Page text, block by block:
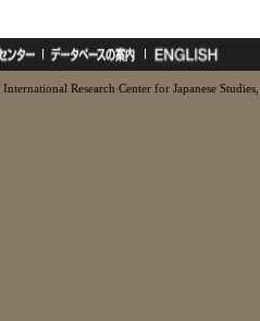
Research Center for Japanese